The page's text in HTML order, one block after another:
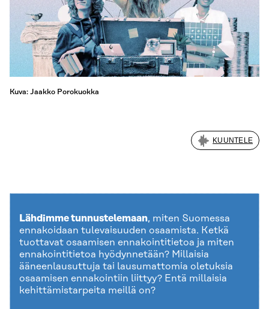
Kuva: Jaakko Porokuokka
KUUNTELE
Lähdimme tunnustelemaan, miten Suomessa
ennakoidaan tulevaisuuden osaamista. Ketkä
tuottavat osaamisen ennakointitietoa ja miten
ennakointitietoa hyödynnetään? Millaisia
ääneenlausuttuja tai lausumattomia oletuksia
osaamisen ennakointiin liittyy? Entä millaisia
kehittämistarpeita meillä on?